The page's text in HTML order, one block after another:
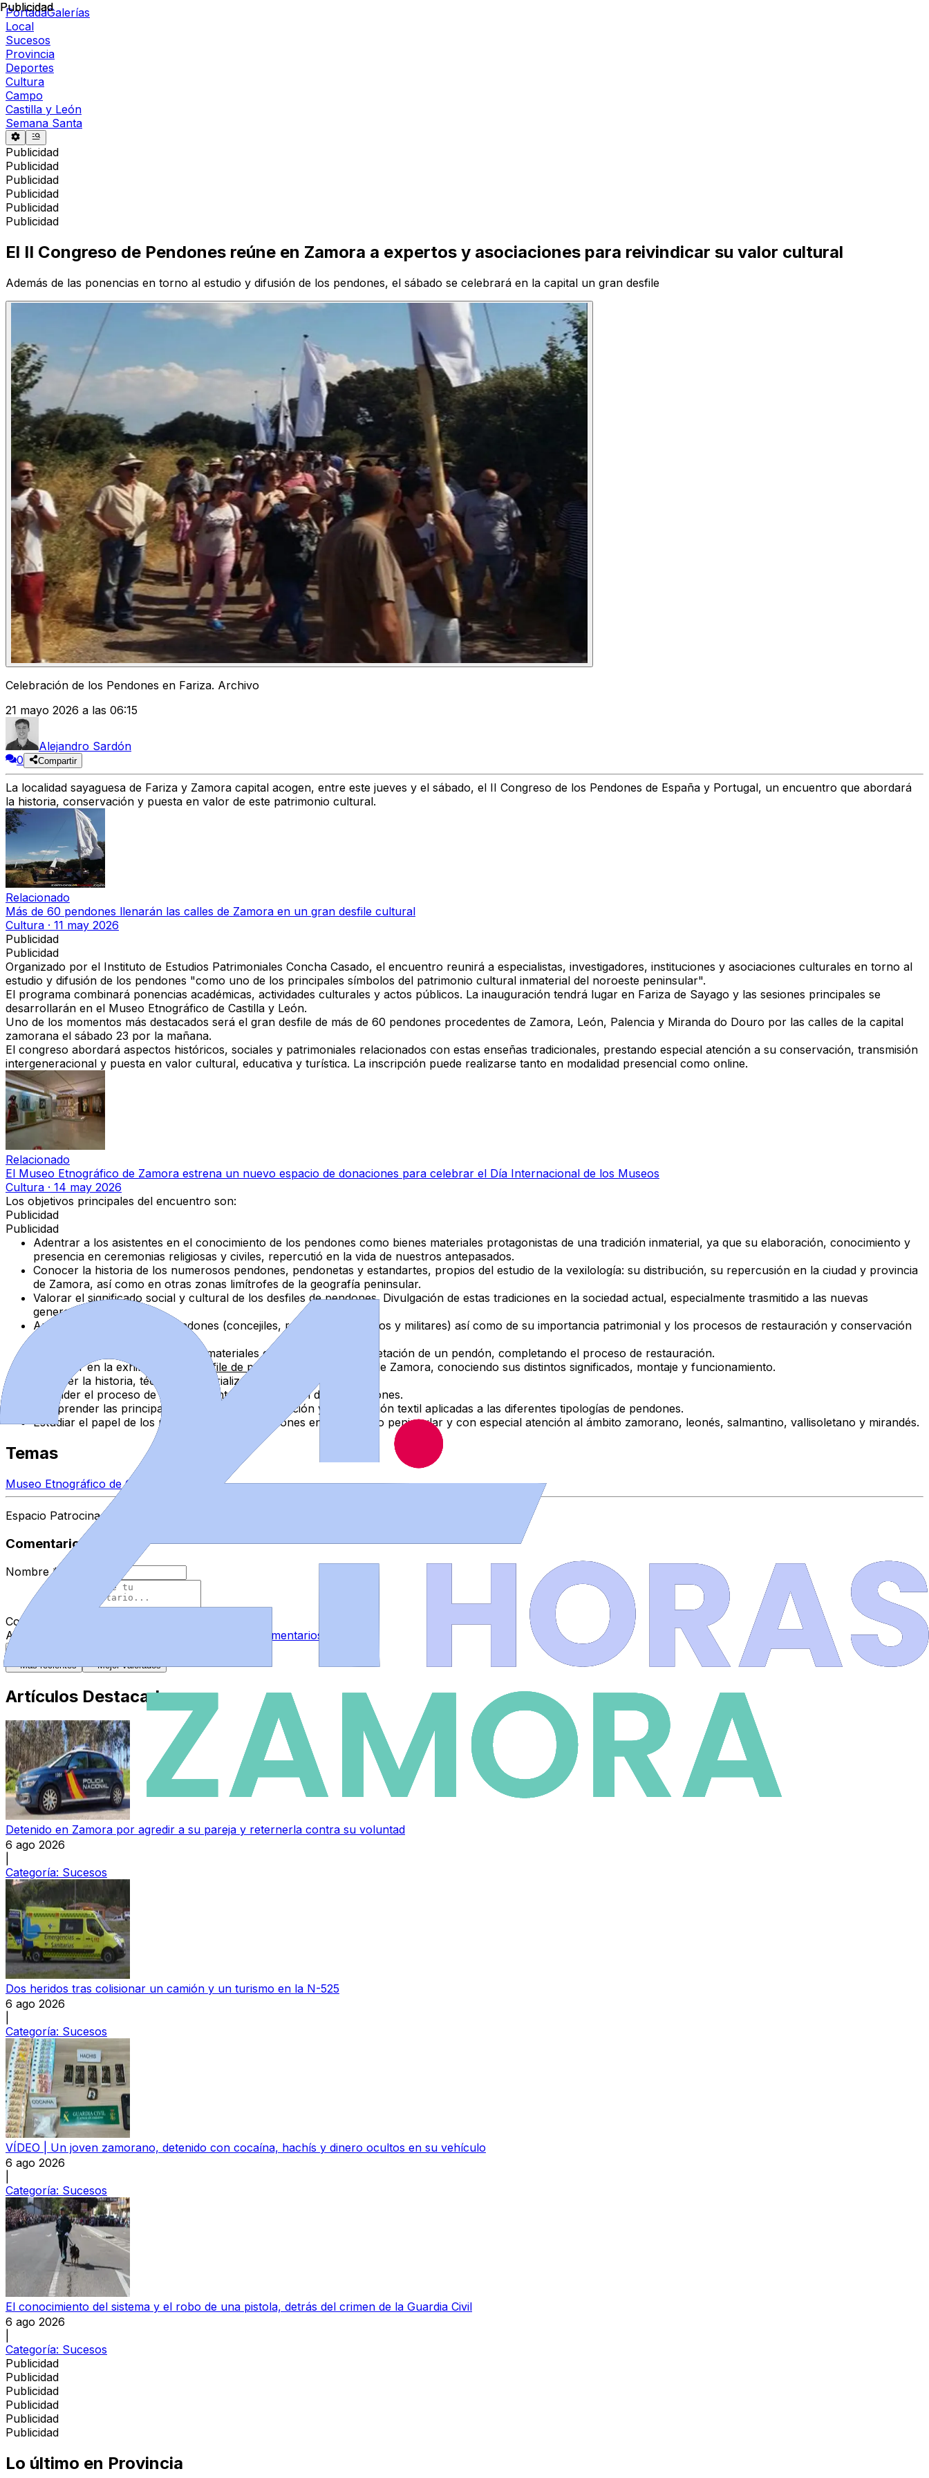
PortadaGalerías
Local
Sucesos
Provincia
Deportes
Cultura
Campo
Castilla y León
Semana Santa
Publicidad
Publicidad
Publicidad
Publicidad
Publicidad
Publicidad
Publicidad
El II Congreso de Pendones reúne en Zamora a expertos y asociaciones para reivindicar su valor cultural
Además de las ponencias en torno al estudio y difusión de los pendones, el sábado se celebrará en la capital un gran desfile
Celebración de los Pendones en Fariza. Archivo
21 mayo 2026 a las 06:15
Alejandro Sardón
0
Compartir
La localidad sayaguesa de Fariza y Zamora capital acogen, entre este jueves y el sábado, el II Congreso de los Pendones de España y Portugal, un encuentro que abordará
la historia, conservación y puesta en valor de este patrimonio cultural.
Relacionado
Más de 60 pendones llenarán las calles de Zamora en un gran desfile cultural
Cultura · 11 may 2026
Publicidad
Publicidad
Organizado por el Instituto de Estudios Patrimoniales Concha Casado, el encuentro reunirá a especialistas, investigadores, instituciones y asociaciones culturales en torno al
estudio y difusión de los pendones "como uno de los principales símbolos del patrimonio cultural inmaterial del noroeste peninsular".
El programa combinará ponencias académicas, actividades culturales y actos públicos. La inauguración tendrá lugar en Fariza de Sayago y las sesiones principales se
desarrollarán en el Museo Etnográfico de Castilla y León.
Uno de los momentos más destacados será el gran desfile de más de 60 pendones procedentes de Zamora, León, Palencia y Miranda do Douro por las calles de la capital
zamorana el sábado 23 por la mañana.
El congreso abordará aspectos históricos, sociales y patrimoniales relacionados con estas enseñas tradicionales, prestando especial atención a su conservación, transmisión
intergeneracional y puesta en valor cultural, educativa y turística. La inscripción puede realizarse tanto en modalidad presencial como online.
Relacionado
El Museo Etnográfico de Zamora estrena un nuevo espacio de donaciones para celebrar el Día Internacional de los Museos
Cultura · 14 may 2026
Los objetivos principales del encuentro son:
Publicidad
Publicidad
Adentrar a los asistentes en el conocimiento de los pendones como bienes materiales protagonistas de una tradición inmaterial, ya que su elaboración, conocimiento y
presencia en ceremonias religiosas y civiles, repercutió en la vida de nuestros antepasados.
Conocer la historia de los numerosos pendones, pendonetas y estandartes, propios del estudio de la vexilología: su distribución, su repercusión en la ciudad y provincia
de Zamora, así como en otras zonas limítrofes de la geografía peninsular.
Valorar el significado social y cultural de los desfiles de pendones. Divulgación de estas tradiciones en la sociedad actual, especialmente trasmitido a las nuevas
generaciones.
Analizar las tipologías
de pendones (concejiles, religiosos, históricos y militares) así como de su importancia patrimonial y los procesos de restauración y conservación
Dar a conocer la estructura, los materiales constitutivos e interpretación de un pendón, completando el proceso de restauración.
Participaren la exhibición y el desfile de pendones
por la ciudad de Zamora, conociendo sus distintos significados, montaje y funcionamiento.
Conocer la historia, técnica y materialización
de los pendones.
Entender el proceso de diseño, montaje e instalaciónde los pendones.
Comprender las principales técnicas de conservación y restauración textil aplicadas a las diferentes tipologías de pendones.
Estudiar el papel de los pendoneros y los pendones en el contexto peninsular y con especial atención al ámbito zamorano, leonés, salmantino, vallisoletano y mirandés.
Temas
Museo Etnográfico de Castilla y León
Espacio Patrocinado
Comentarios
Nombre *
Comentario
Al enviar tu comentario, aceptas las
normas de comentarios
Más recientes
Mejor valorados
Artículos Destacados
Detenido en Zamora por agredir a su pareja y reternerla contra su voluntad
6 ago 2026
Categoría: Sucesos
Dos heridos tras colisionar un camión y un turismo en la N-525
6 ago 2026
Categoría: Sucesos
VÍDEO | Un joven zamorano, detenido con cocaína, hachís y dinero ocultos en su vehículo
6 ago 2026
Categoría: Sucesos
El conocimiento del sistema y el robo de una pistola, detrás del crimen de la Guardia Civil
6 ago 2026
Categoría: Sucesos
Publicidad
Publicidad
Publicidad
Publicidad
Publicidad
Publicidad
Lo último en Provincia
Publicidad